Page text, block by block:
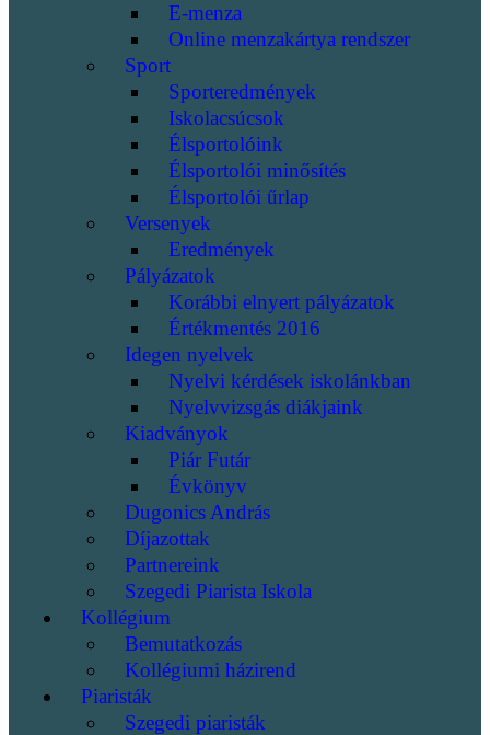
E-menza
Online menzakártya rendszer
Sport
Sporteredmények
Iskolacsúcsok
Élsportolóink
Élsportolói minősítés
Élsportolói űrlap
Versenyek
Eredmények
Pályázatok
Korábbi elnyert pályázatok
Értékmentés 2016
Idegen nyelvek
Nyelvi kérdések iskolánkban
Nyelvvizsgás diákjaink
Kiadványok
Piár Futár
Évkönyv
Dugonics András
Díjazottak
Partnereink
Szegedi Piarista Iskola
Kollégium
Bemutatkozás
Kollégiumi házirend
Piaristák
Szegedi piaristák